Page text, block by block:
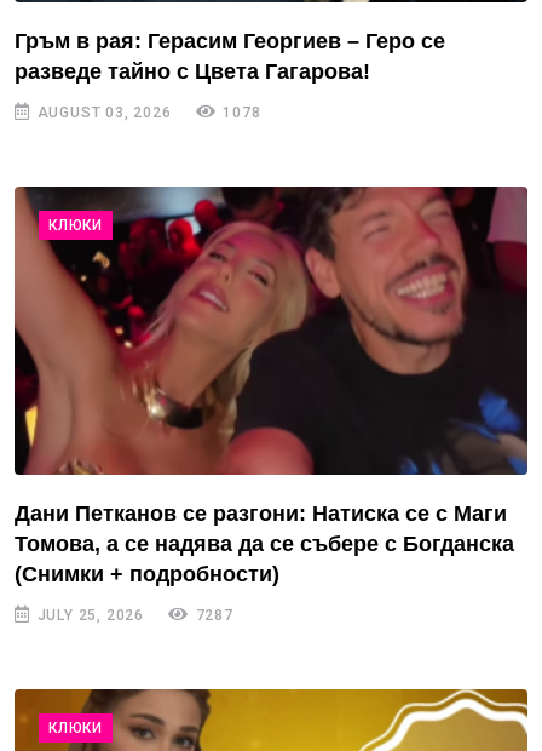
Гръм в рая: Герасим Георгиев – Геро се
разведе тайно с Цвета Гагарова!
AUGUST 03, 2026 1078
КЛЮКИ
Дани Петканов се разгони: Натиска се с Маги
Томова, а се надява да се събере с Богданска
(Снимки + подробности)
JULY 25, 2026 7287
КЛЮКИ